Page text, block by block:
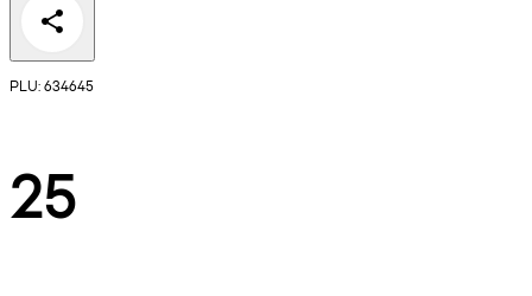
PLU: 634645
25